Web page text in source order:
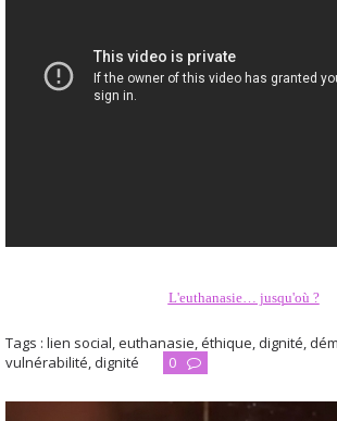
L'euthanasie… jusqu'où ?
Tags : lien social,euthanasie,éthique, dignité,
vulnérabilité, dignité 0